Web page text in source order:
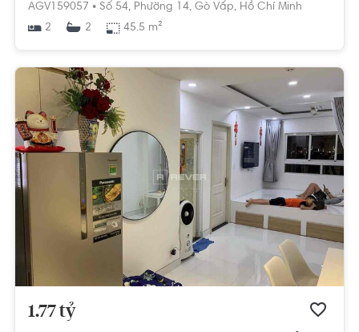
AGV159057 • Số 54, Phường 14, Gò Vấp, Hồ Chí Minh
2
2 45.5 m²
1.77 tỷ